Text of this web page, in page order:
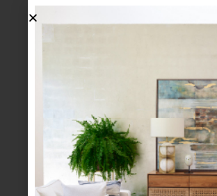
Cada vez son más las
impacto ambiental, están
“verdes” sus procesos de
producto de una de estas
sustentables nuestros
Entonces tienes que